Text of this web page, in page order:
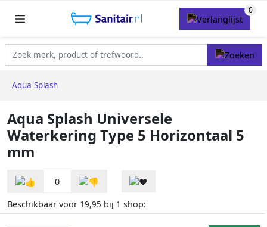
Aqua Splash
Aqua Splash Universele
Waterkering Type 5 Horizontaal 5
mm
0
Beschikbaar voor 19,95 bij 1 shop: